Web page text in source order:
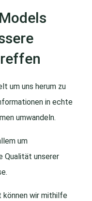
um uns herum zu
in echte
umwandeln.
um
Qualität unserer
können wir mithilfe